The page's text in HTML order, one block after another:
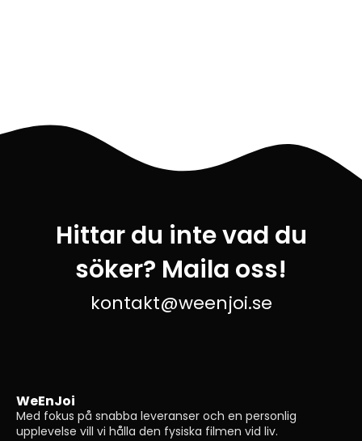
Hittar du inte vad du
söker? Maila oss!
kontakt@weenjoi.se
WeEnJoi
Med fokus på snabba leveranser och en personlig
upplevelse vill vi hålla den fysiska filmen vid liv.